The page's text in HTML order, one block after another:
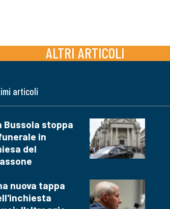
ALTRI ARTICOLI
articoli
Bussola stoppa
in
del
nuova tappa